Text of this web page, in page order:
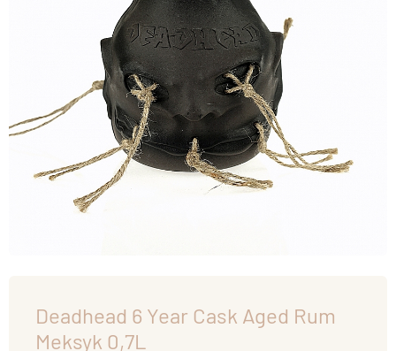
Deadhead 6 Year Cask Aged Rum
Meksyk 0,7L